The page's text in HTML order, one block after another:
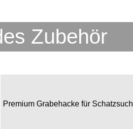
Zubehör
Premium Grabehacke für